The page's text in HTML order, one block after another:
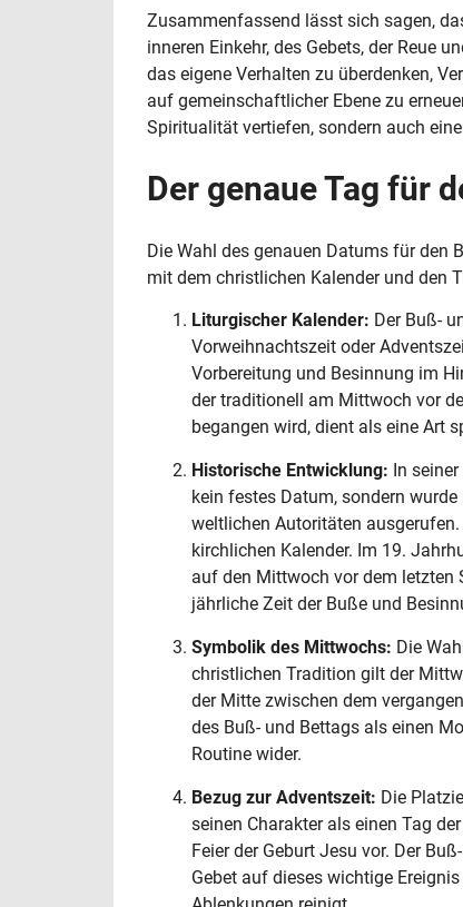
Zusammenfassend lässt sich sagen,
inneren Einkehr, des Gebets, der Reue
das eigene Verhalten zu überdenken,
auf gemeinschaftlicher Ebene zu
Spiritualität vertiefen, sondern auch
Der genaue Tag für
Die Wahl des genauen Datums für den
mit dem christlichen Kalender und den
Liturgischer Kalender: Der Buß-
Vorweihnachtszeit oder
Vorbereitung und Besinnung im
der traditionell am Mittwoch vor
begangen wird, dient als eine Art
Historische Entwicklung: In
kein festes Datum, sondern
weltlichen Autoritäten
kirchlichen Kalender. Im 19.
auf den Mittwoch vor dem letzten
jährliche Zeit der Buße und
Symbolik des Mittwochs: Die
christlichen Tradition gilt der
der Mitte zwischen dem
des Buß- und Bettags als einen
Routine wider.
Bezug zur Adventszeit: Die
seinen Charakter als einen Tag
Feier der Geburt Jesu vor. Der
Gebet auf dieses wichtige